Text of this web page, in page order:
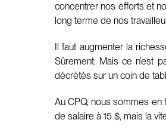
concentrer nos efforts et
long terme de nos
Il faut augmenter la
Sûrement. Mais ce n’est
décrétés sur un coin de
Au CPQ, nous sommes en
de salaire à 15 $, mais la